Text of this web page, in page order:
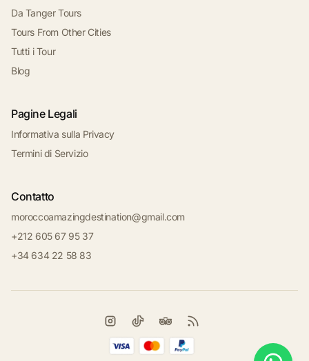
Da Tanger Tours
Tours From Other Cities
Tutti i Tour
Blog
Pagine Legali
Informativa sulla Privacy
Termini di Servizio
Contatto
moroccoamazingdestination@gmail.com
+212 605 67 95 37
+34 634 22 58 83